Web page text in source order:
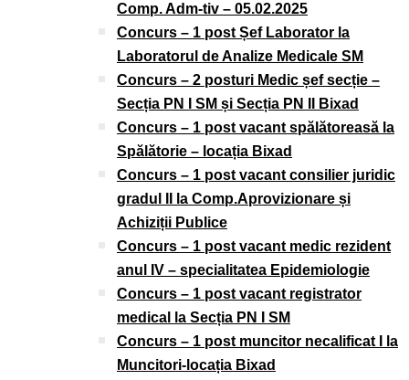
Comp. Adm-tiv – 05.02.2025
Concurs – 1 post Șef Laborator la
Laboratorul de Analize Medicale SM
Concurs – 2 posturi Medic șef secție –
Secția PN I SM și Secția PN II Bixad
Concurs – 1 post vacant spălătoreasă la
Spălătorie – locația Bixad
Concurs – 1 post vacant consilier juridic
gradul II la Comp.Aprovizionare și
Achiziții Publice
Concurs – 1 post vacant medic rezident
anul IV – specialitatea Epidemiologie
Concurs – 1 post vacant registrator
medical la Secția PN I SM
Concurs – 1 post muncitor necalificat I la
Muncitori-locația Bixad